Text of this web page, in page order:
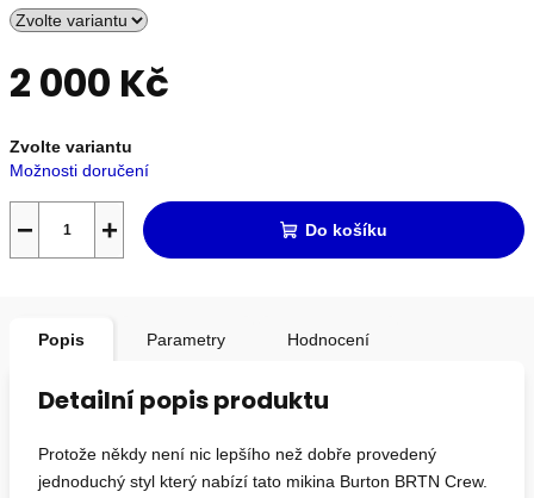
rady?
Poradíme
+420739230026
2 000 Kč
cena:
Zvolte variantu
Možnosti doručení
+
− Do košíku
Popis Parametry Hodnocení
Detailní popis produktu
Protože někdy není nic lepšího než dobře provedený
jednoduchý styl který nabízí tato mikina Burton BRTN Crew.